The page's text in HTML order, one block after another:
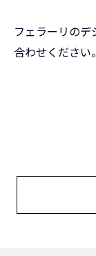
フェラーリの
合わせください。